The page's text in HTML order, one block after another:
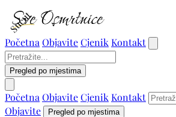
Početna ObjaviteCjenik Kontakt
Pregled po mjestima
Početna ObjaviteCjenik Kontakt
Objavite
Pregled po mjestima
Sućut